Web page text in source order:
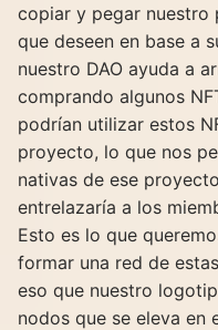
copiar y pegar nuestro
que deseen en base a
nuestro DAO ayuda a
comprando algunos
podrían utilizar estos
proyecto, lo que nos
nativas de ese
entrelazaría a los
Esto es lo que
formar una red de
eso que nuestro
nodos que se eleva en